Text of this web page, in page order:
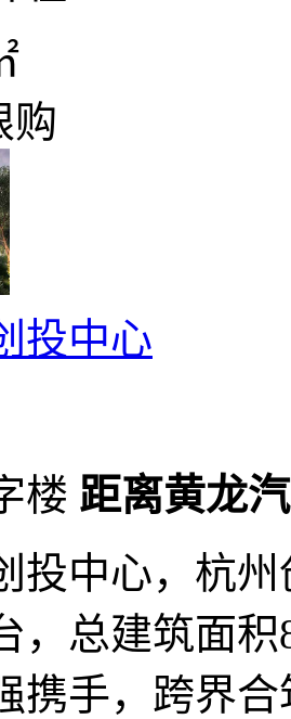
购
投中心
楼 距离黄龙
投中心，杭
，总建筑面
携手，跨界合